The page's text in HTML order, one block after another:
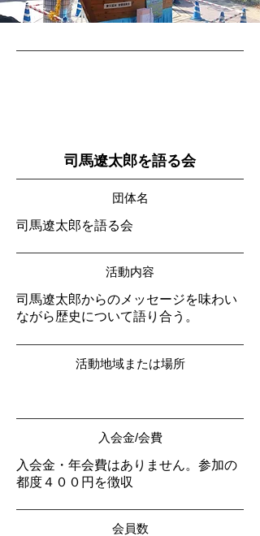
司馬遼太郎を語る会
団体名
司馬遼太郎を語る会
活動内容
司馬遼太郎からのメッセージを味わい
ながら歴史について語り合う。
活動地域または場所
入会金/会費
入会金・年会費はありません。参加の
都度４００円を徴収
会員数